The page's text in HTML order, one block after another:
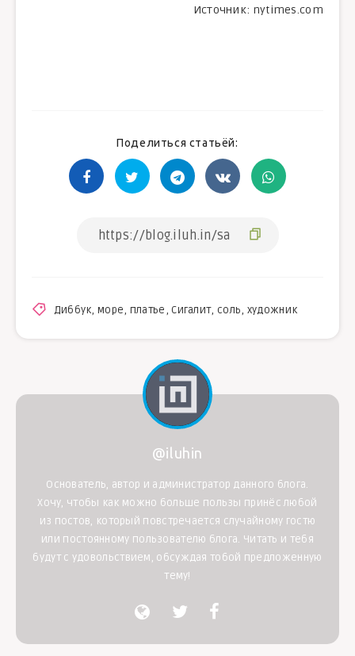
Источник: nytimes.com
Поделиться статьёй:
Диббук,море, платье,Сигалит, соль, художник
@iluhin
Основатель, автор и администратор данного блога.
Хочу, чтобы как можно больше пользы принёс любой
из постов, который повстречается случайному гостю
или постоянному пользователю блога. Читать и тебя
будут с удовольствием, обсуждая тобой предложенную
тему!